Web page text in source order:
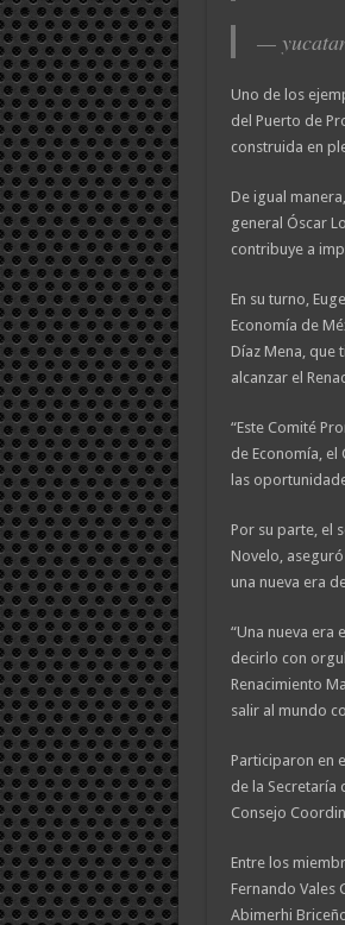
—
Uno de los
del Puerto de
construida en
De igual
general Óscar
contribuye a
En su turno,
Economía de
Díaz Mena, que
alcanzar el
“Este Comité
de Economía,
las
Por su parte, el
Novelo,
una nueva era
“Una nueva era
decirlo con
Renacimiento
salir al mundo
Participaron en
de la Secretaría
Consejo
Entre los
Fernando Vales
Abimerhi